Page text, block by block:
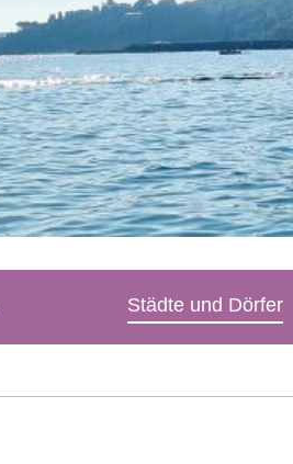
Städte und Dörfer